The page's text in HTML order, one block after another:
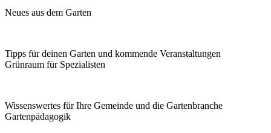
Neues aus dem Garten
Tipps für deinen Garten und kommende Veranstaltungen
Grünraum für Spezialisten
Wissenswertes für Ihre Gemeinde und die Gartenbranche
Garten­pädagogik